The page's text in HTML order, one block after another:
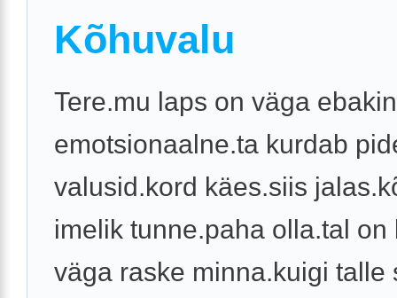
Kõhuvalu
Tere.mu laps on väga
emotsionaalne.ta kurdab
valusid.kord käes.siis
imelik tunne.paha olla.tal on
väga raske minna.kuigi talle